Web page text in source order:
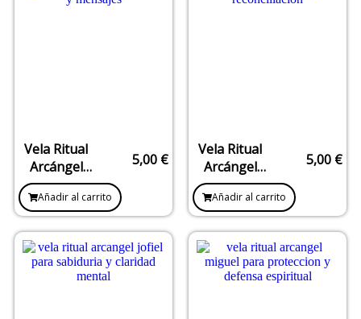
Vela Ritual
Arcángel
Gabriel –
Pureza,
Mensajes y
Guía Divina
5,00 €
Añadir al carrito
Vela Ritual
Arcángel
Chamuel –
Amor,
Armonía y
Reconciliación
5,00 €
Añadir al carrito